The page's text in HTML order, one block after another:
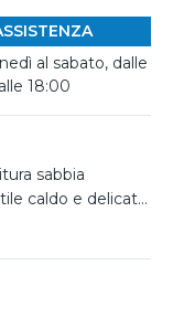
al sabato, dalle
18:00
sabbia
caldo e delicato.
più
della terra. La
bottone sospeso